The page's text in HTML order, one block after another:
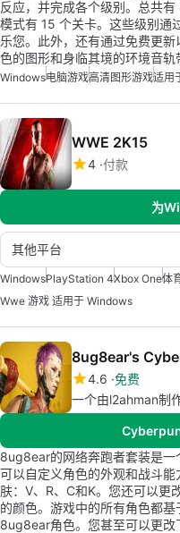
反应，并完成各个级别。总共
模式有 15 个关卡。这些级别通
乐您。此外，还有通过免费更
色的图形和身临其境的环境音轨
Windows电脑游戏高清图形游戏适用
WWE 2K15
4 付款
为
其他平台
WindowsPlayStation 4Xbox One体
Wwe 游戏 适用于 Windows
8ug8ear's
4.6 免费
一个由l2ahman制
8ug8ear的网络奔跑者套装是一
可以自定义角色的外观和战斗
肤：V、R、C和K。您还可以更
的颜色。游戏中的所有角色都
8ug8ear角色。您甚至可以更改